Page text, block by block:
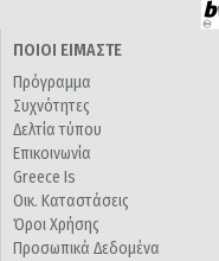
ΠΟΙΟΙ ΕΙΜΑΣΤΕ
Πρόγραμμα
Συχνότητες
Δελτία τύπου
Επικοινωνία
Greece Is
Οικ. Καταστάσεις
Όροι Χρήσης
Προσωπικά Δεδομένα